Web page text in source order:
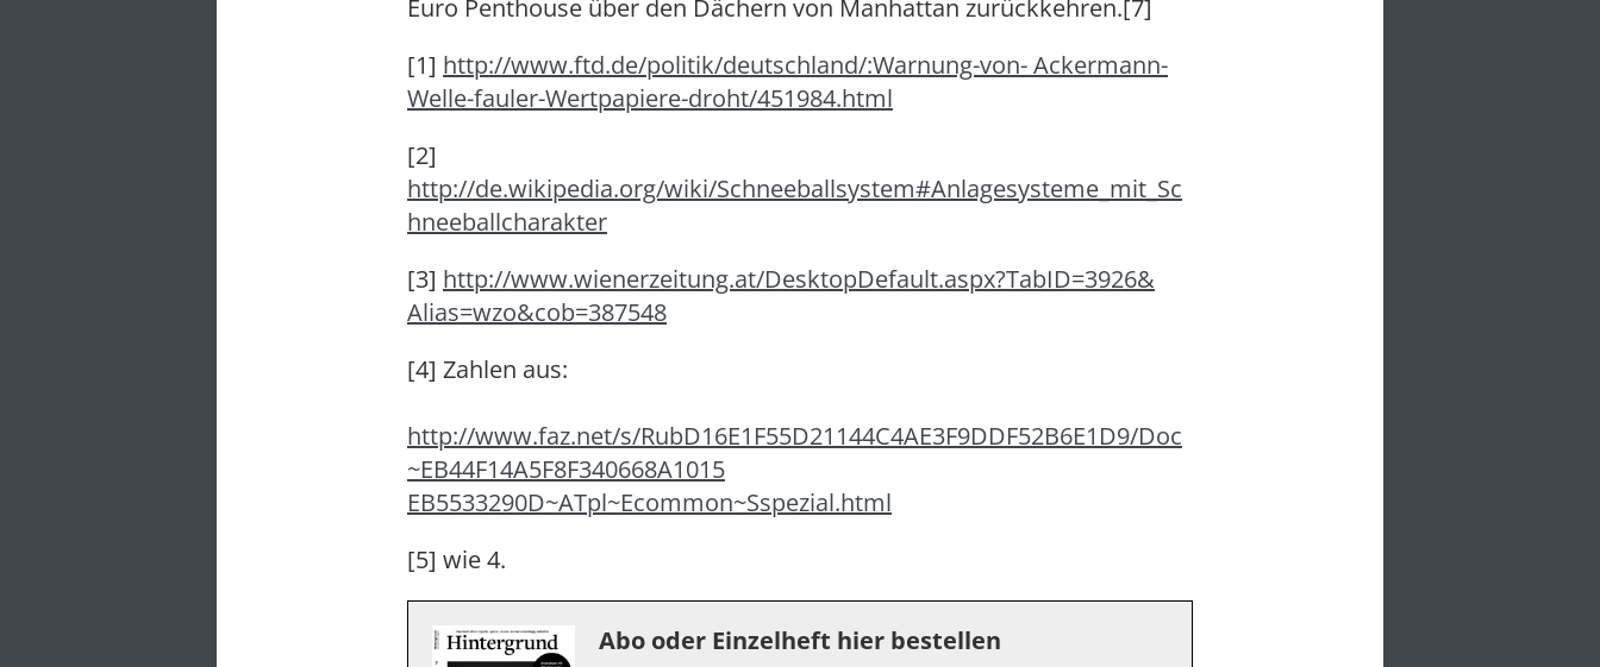
Euro Penthouse über den Dächern von Manhattan zurückkehren.[7]
[1] http://www.ftd.de/politik/deutschland/:Warnung-von- Ackermann-
Welle-fauler-Wertpapiere-droht/451984.html
[2]
http://de.wikipedia.org/wiki/Schneeballsystem#Anlagesysteme_mit_Sc
hneeballcharakter
[3] http://www.wienerzeitung.at/DesktopDefault.aspx?TabID=3926&
Alias=wzo&cob=387548
[4] Zahlen aus:
http://www.faz.net/s/RubD16E1F55D21144C4AE3F9DDF52B6E1D9/Doc
~EB44F14A5F8F340668A1015
EB5533290D~ATpl~Ecommon~Sspezial.html
[5] wie 4.
Abo oder Einzelheft hier bestellen